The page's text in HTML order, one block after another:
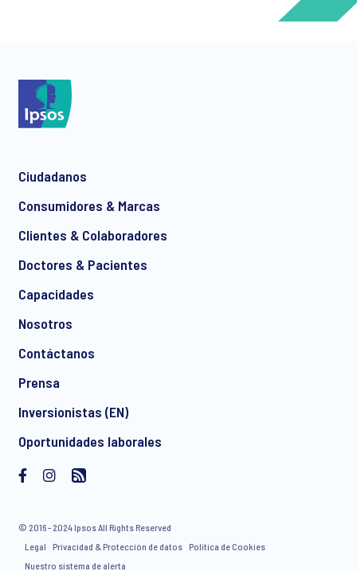
communication about products and services including
invitations to free events and articles from Ipsos. You may
withdraw your consent at any time with effect for the future.
Ciudadanos
Consumidores & Marcas
Clientes & Colaboradores
Doctores & Pacientes
Capacidades
Nosotros
Contáctanos
Prensa
Inversionistas (EN)
Oportunidades laborales
© 2016 - 2024 Ipsos All Rights Reserved
Legal
Privacidad & Protección de datos Política de Cookies
Nuestro sistema de alerta